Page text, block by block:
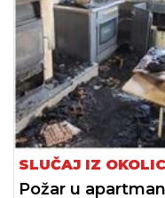
SLUČAJ IZ
Požar u